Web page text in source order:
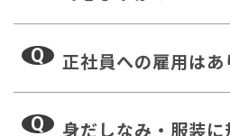
Q 正社員への雇用はあ
Q
身だしなみ・服装